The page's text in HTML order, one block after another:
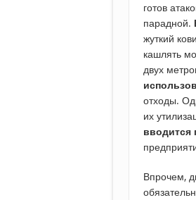
готов
парадной.
жуткий
кашлять
двух
отходы.
их
вводится
Впрочем,